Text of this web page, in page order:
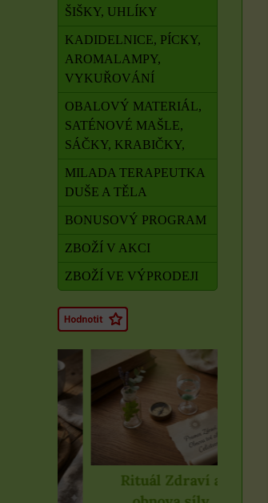
ŠIŠKY, UHLÍKY
KADIDELNICE, PÍCKY,
AROMALAMPY,
VYKUŘOVÁNÍ
OBALOVÝ MATERIÁL,
SATÉNOVÉ MAŠLE,
SÁČKY, KRABIČKY,
MILADA TERAPEUTKA
DUŠE A TĚLA
BONUSOVÝ PROGRAM
ZBOŽÍ V AKCI
ZBOŽÍ VE VÝPRODEJI
Rituál Zdraví a